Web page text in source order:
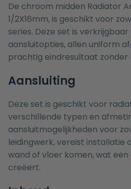
De chroom midden Radiator
1/2X16mm, is geschikt voor
series. Deze set is
aansluitopties, allen uniform
prachtig eindresultaat zonder
Aansluiting
Deze set is geschikt voor
verschillende typen en
aansluitmogelijkheden voor
leidingwerk, vereist installatie
wand of vloer komen, wat
creëert.